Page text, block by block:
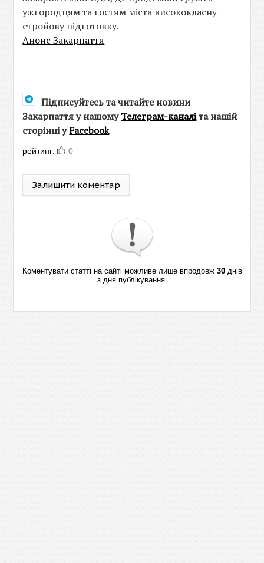
ужгородцям та гостям міста висококласну
стройову підготовку.
Анонс Закарпаття
Підписуйтесь та читайте новини
Закарпаття у нашомуТелеграм-каналіта нашій
сторінці уFacebook
рейтинг: 0
Залишити коментар
Коментувати статті на сайті можливе лише впродовж 30днів
з дня публікування.